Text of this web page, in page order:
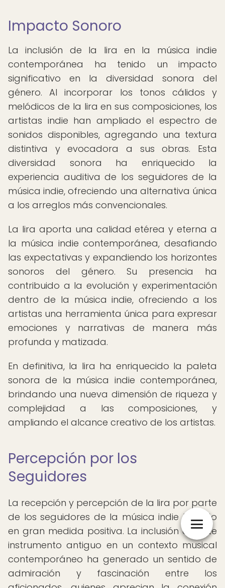
Impacto Sonoro
La inclusión de la lira en la música indie
contemporánea ha tenido un impacto
significativo en la diversidad sonora del
género. Al incorporar los tonos cálidos y
melódicos de la lira en sus composiciones, los
artistas indie han ampliado el espectro de
sonidos disponibles, agregando una textura
distintiva y evocadora a sus obras. Esta
diversidad sonora ha enriquecido la
experiencia auditiva de los seguidores de la
música indie, ofreciendo una alternativa única
a los arreglos más convencionales.
La lira aporta una calidad etérea y eterna a
la música indie contemporánea, desafiando
las expectativas y expandiendo los horizontes
sonoros del género. Su presencia ha
contribuido a la evolución y experimentación
dentro de la música indie, ofreciendo a los
artistas una herramienta única para expresar
emociones y narrativas de manera más
profunda y matizada.
En definitiva, la lira ha enriquecido la paleta
sonora de la música indie contemporánea,
brindando una nueva dimensión de riqueza y
complejidad a las composiciones, y
ampliando el alcance creativo de los artistas.
Percepción por los
Seguidores
La recepción y percepción de la lira por parte
de los seguidores de la música indie ha sido
en gran medida positiva. La inclusión de este
instrumento antiguo en un contexto musical
contemporáneo ha generado un sentido de
admiración y fascinación entre los